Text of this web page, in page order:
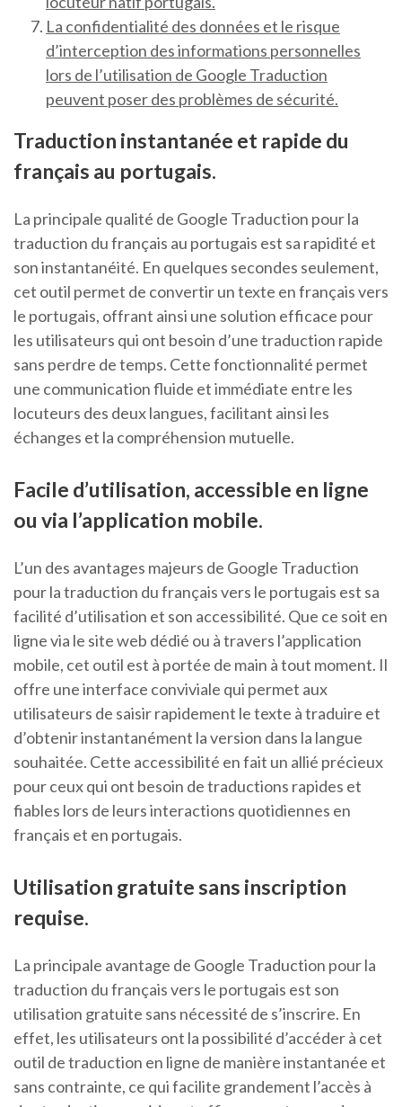
La confidentialité des données et le risque
d’interception des informations personnelles
lors de l’utilisation de Google Traduction
peuvent poser des problèmes de sécurité.
Traduction instantanée et rapide du
français au portugais.
La principale qualité de Google Traduction pour la
traduction du français au portugais est sa rapidité et
son instantanéité. En quelques secondes seulement,
cet outil permet de convertir un texte en français vers
le portugais, offrant ainsi une solution efficace pour
les utilisateurs qui ont besoin d’une traduction rapide
sans perdre de temps. Cette fonctionnalité permet
une communication fluide et immédiate entre les
locuteurs des deux langues, facilitant ainsi les
échanges et la compréhension mutuelle.
Facile d’utilisation, accessible en ligne
ou via l’application mobile.
L’un des avantages majeurs de Google Traduction
pour la traduction du français vers le portugais est sa
facilité d’utilisation et son accessibilité. Que ce soit en
ligne via le site web dédié ou à travers l’application
mobile, cet outil est à portée de main à tout moment. Il
offre une interface conviviale qui permet aux
utilisateurs de saisir rapidement le texte à traduire et
d’obtenir instantanément la version dans la langue
souhaitée. Cette accessibilité en fait un allié précieux
pour ceux qui ont besoin de traductions rapides et
fiables lors de leurs interactions quotidiennes en
français et en portugais.
Utilisation gratuite sans inscription
requise.
La principale avantage de Google Traduction pour la
traduction du français vers le portugais est son
utilisation gratuite sans nécessité de s’inscrire. En
effet, les utilisateurs ont la possibilité d’accéder à cet
outil de traduction en ligne de manière instantanée et
sans contrainte, ce qui facilite grandement l’accès à